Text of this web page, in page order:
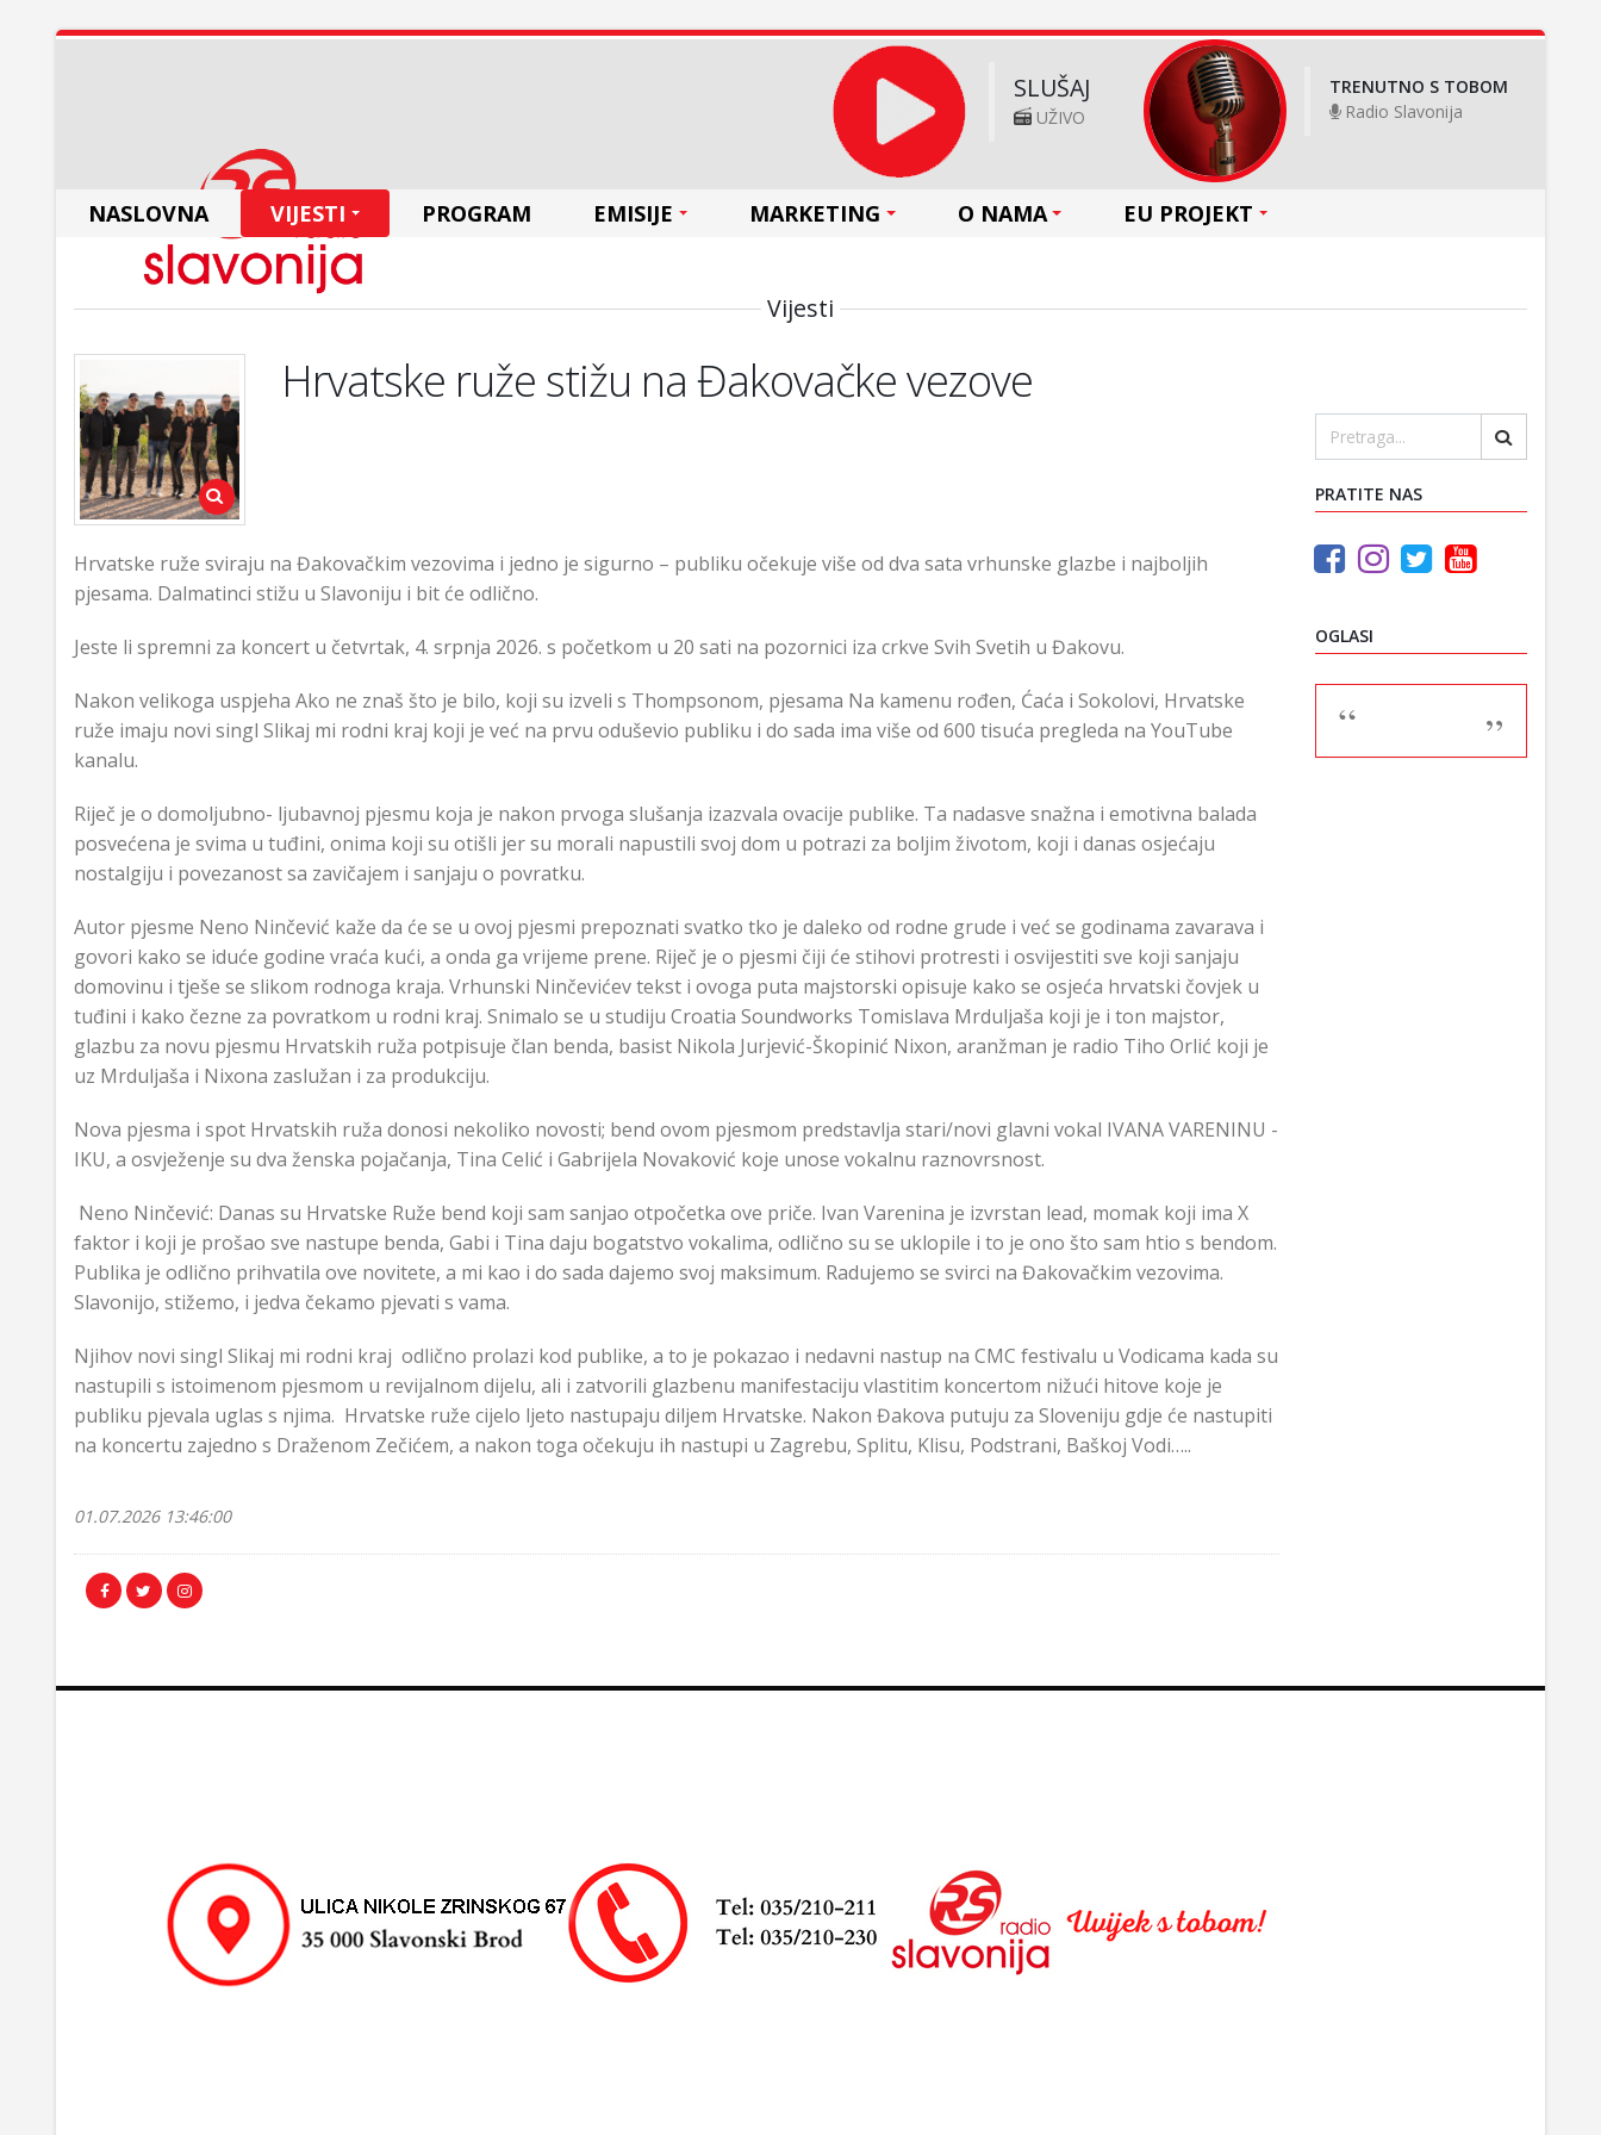
SLUŠAJ
UŽIVO
TRENUTNO S TOBOM
Radio Slavonija
NASLOVNA VIJESTI PROGRAM EMISIJE MARKETING O NAMA EU PROJEKT
Vijesti
Hrvatske ruže stižu na Đakovačke vezove
Hrvatske ruže sviraju na Đakovačkim vezovima i jedno je sigurno – publiku očekuje više od dva sata vrhunske glazbe i najboljih
pjesama. Dalmatinci stižu u Slavoniju i bit će odlično.
Jeste li spremni za koncert u četvrtak, 4. srpnja 2026. s početkom u 20 sati na pozornici iza crkve Svih Svetih u Đakovu.
Nakon velikoga uspjeha Ako ne znaš što je bilo, koji su izveli s Thompsonom, pjesama Na kamenu rođen, Ćaća i Sokolovi, Hrvatske
ruže imaju novi singl Slikaj mi rodni kraj koji je već na prvu oduševio publiku i do sada ima više od 600 tisuća pregleda na YouTube
kanalu.
Riječ je o domoljubno- ljubavnoj pjesmu koja je nakon prvoga slušanja izazvala ovacije publike. Ta nadasve snažna i emotivna balada
posvećena je svima u tuđini, onima koji su otišli jer su morali napustili svoj dom u potrazi za boljim životom, koji i danas osjećaju
nostalgiju i povezanost sa zavičajem i sanjaju o povratku.
Autor pjesme Neno Ninčević kaže da će se u ovoj pjesmi prepoznati svatko tko je daleko od rodne grude i već se godinama zavarava i
govori kako se iduće godine vraća kući, a onda ga vrijeme prene. Riječ je o pjesmi čiji će stihovi protresti i osvijestiti sve koji sanjaju
domovinu i tješe se slikom rodnoga kraja. Vrhunski Ninčevićev tekst i ovoga puta majstorski opisuje kako se osjeća hrvatski čovjek u
tuđini i kako čezne za povratkom u rodni kraj. Snimalo se u studiju Croatia Soundworks Tomislava Mrduljaša koji je i ton majstor,
glazbu za novu pjesmu Hrvatskih ruža potpisuje član benda, basist Nikola Jurjević-Škopinić Nixon, aranžman je radio Tiho Orlić koji je
uz Mrduljaša i Nixona zaslužan i za produkciju.
Nova pjesma i spot Hrvatskih ruža donosi nekoliko novosti; bend ovom pjesmom predstavlja stari/novi glavni vokal IVANA VARENINU -
IKU, a osvježenje su dva ženska pojačanja, Tina Celić i Gabrijela Novaković koje unose vokalnu raznovrsnost.
Neno Ninčević: Danas su Hrvatske Ruže bend koji sam sanjao otpočetka ove priče. Ivan Varenina je izvrstan lead, momak koji ima X
faktor i koji je prošao sve nastupe benda, Gabi i Tina daju bogatstvo vokalima, odlično su se uklopile i to je ono što sam htio s bendom.
Publika je odlično prihvatila ove novitete, a mi kao i do sada dajemo svoj maksimum. Radujemo se svirci na Đakovačkim vezovima.
Slavonijo, stižemo, i jedva čekamo pjevati s vama.
Njihov novi singl Slikaj mi rodni kraj odlično prolazi kod publike, a to je pokazao i nedavni nastup na CMC festivalu u Vodicama kada su
nastupili s istoimenom pjesmom u revijalnom dijelu, ali i zatvorili glazbenu manifestaciju vlastitim koncertom nižući hitove koje je
publiku pjevala uglas s njima. Hrvatske ruže cijelo ljeto nastupaju diljem Hrvatske. Nakon Đakova putuju za Sloveniju gdje će nastupiti
na koncertu zajedno s Draženom Zečićem, a nakon toga očekuju ih nastupi u Zagrebu, Splitu, Klisu, Podstrani, Baškoj Vodi…..
01.07.2026 13:46:00
PRATITE NAS
OGLASI